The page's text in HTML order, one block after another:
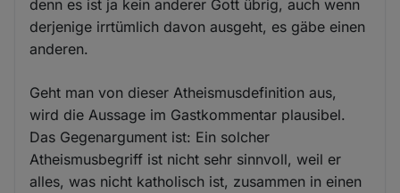
denn es ist ja kein anderer Gott übrig, auch wenn
derjenige irrtümlich davon ausgeht, es gäbe einen
anderen.
Geht man von dieser Atheismusdefinition aus,
wird die Aussage im Gastkommentar plausibel.
Das Gegenargument ist: Ein solcher
Atheismusbegriff ist nicht sehr sinnvoll, weil er
alles, was nicht katholisch ist, zusammen in einen